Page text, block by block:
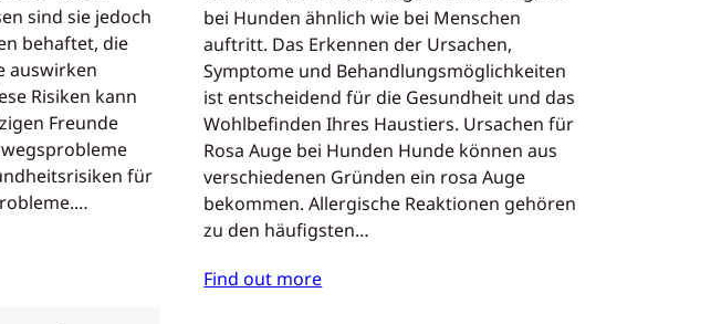
sind sie jedoch
behaftet, die
auswirken
Risiken kann
Freunde
für
bei Hunden ähnlich wie bei Menschen
auftritt. Das Erkennen der Ursachen,
Symptome und Behandlungsmöglichkeiten
ist entscheidend für die Gesundheit und das
Wohlbefinden Ihres Haustiers. Ursachen für
Rosa Auge bei Hunden Hunde können aus
verschiedenen Gründen ein rosa Auge
bekommen. Allergische Reaktionen gehören
zu den häufigsten…
Find out more